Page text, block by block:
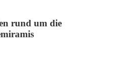
rund um die